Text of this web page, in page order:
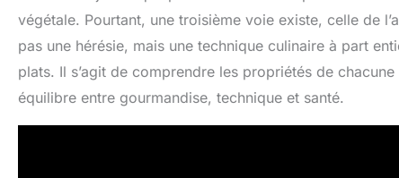
végétale. Pourtant, une troisième voie existe, celle de
pas une hérésie, mais une technique culinaire à part
plats. Il s’agit de comprendre les propriétés de
équilibre entre gourmandise, technique et santé.